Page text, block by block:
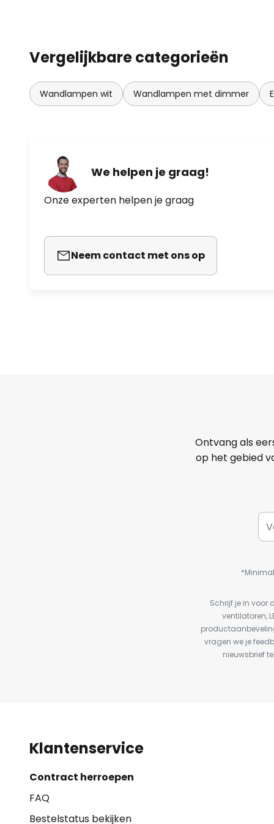
Vergelijkbare categorieën
Wandlampen wit Wandlampen met dimmer
We helpen je graag!
Onze experten helpen je graag
Neem contact met ons op
Ontvang als
op het gebied
Schrijf je in voor
ventilatoren,
vragen we je
nieuwsbrief
Klantenservice
Contract herroepen
FAQ
Bestelstatus bekijken